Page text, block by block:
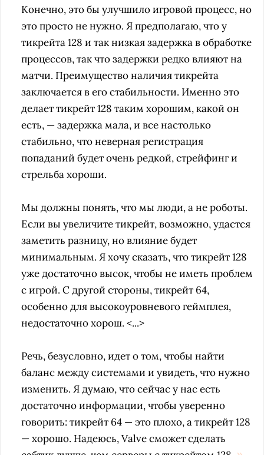
Конечно, это бы улучшило игровой процесс, но
это просто не нужно. Я предполагаю, что у
тикрейта 128 и так низкая задержка в обработке
процессов, так что задержки редко влияют на
матчи. Преимущество наличия тикрейта
заключается в его стабильности. Именно это
делает тикрейт 128 таким хорошим, какой он
есть, — задержка мала, и все настолько
стабильно, что неверная регистрация
попаданий будет очень редкой, стрейфинг и
стрельба хороши.
Мы должны понять, что мы люди, а не роботы.
Если вы увеличите тикрейт, возможно, удастся
заметить разницу, но влияние будет
минимальным. Я хочу сказать, что тикрейт 128
уже достаточно высок, чтобы не иметь проблем
с игрой. С другой стороны, тикрейт 64,
особенно для высокоуровневого геймплея,
недостаточно хорош. <...>
Речь, безусловно, идет о том, чтобы найти
баланс между системами и увидеть, что нужно
изменить. Я думаю, что сейчас у нас есть
достаточно информации, чтобы уверенно
говорить: тикрейт 64 — это плохо, атикрейт128
— хорошо. Надеюсь, Valve сможет сделать